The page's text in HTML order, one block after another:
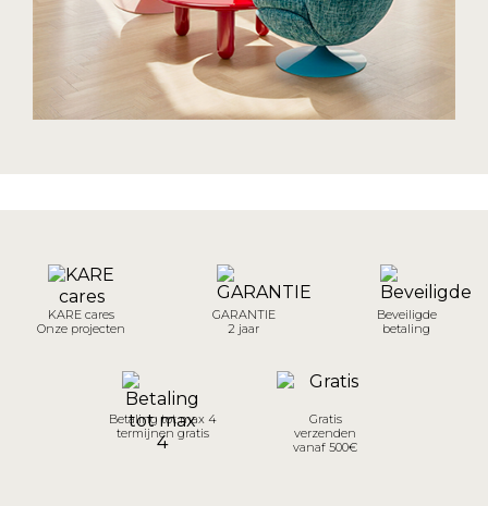
KARE cares
Onze projecten
GARANTIE
2 jaar
Beveiligde
betaling
Betaling tot max 4
termijnen gratis
Gratis
verzenden
vanaf 500€